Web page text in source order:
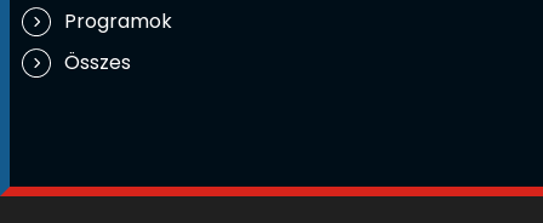
Programok
Összes